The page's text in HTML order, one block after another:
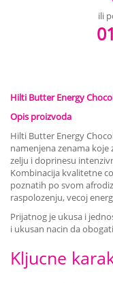
ili
Hilti Butter Energy
Opis proizvoda
Hilti Butter Energy
namenjena zenama
zelju i doprinesu
Kombinacija kvalitetne
poznatih po svom
raspolozenju, vecoj
Prijatnog je ukusa i
i ukusan nacin da
Kljucne